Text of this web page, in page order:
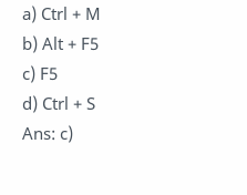
a) Ctrl + M
b) Alt + F5
c) F5
d) Ctrl + S
Ans: c)